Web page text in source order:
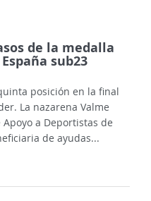
de la medalla
sub23
posición en la final
La nazarena Valme
a Deportistas de
de ayudas...